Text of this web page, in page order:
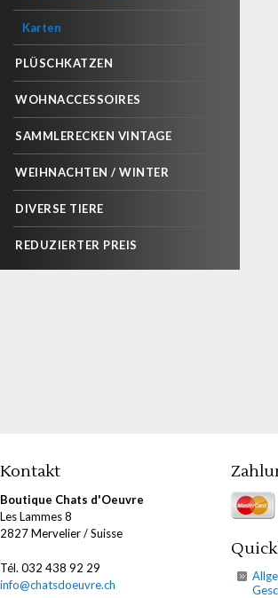
Karten
PLÜSCHKATZEN
WOHNACCESSOIRES
SAMMLERECKEN VINTAGE
WEIHNACHTEN / WINTER
DIVERSE TIERE
REDUZIERTER PREIS
Kontakt
Boutique Chats d'Oeuvre
Les Lammes 8
2827 Mervelier / Suisse
Tél. 032 438 92 29
info@chatsdoeuvre.ch